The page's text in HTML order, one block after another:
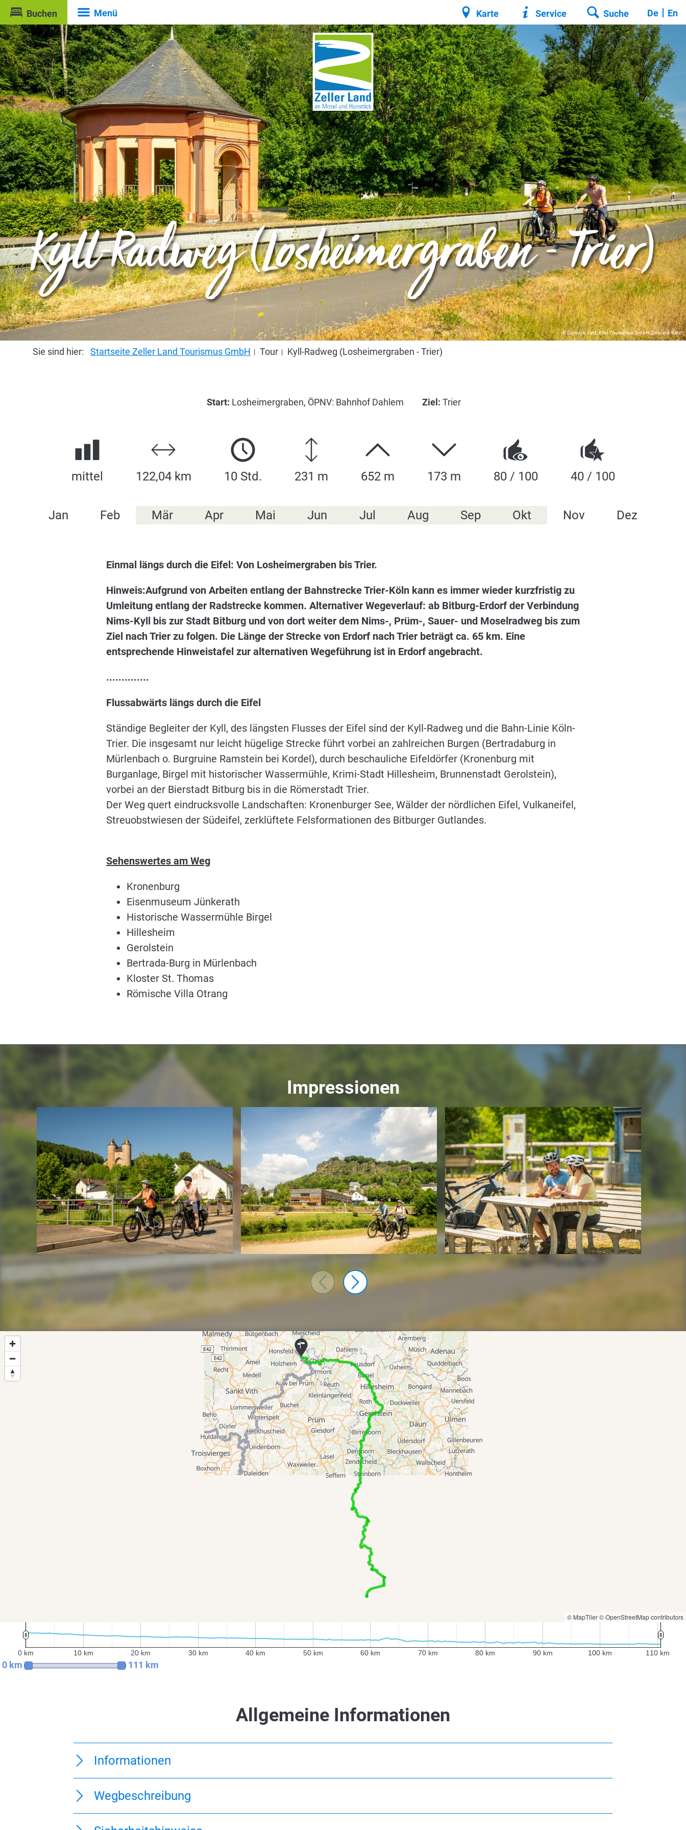
Buchen Menü Karte Service Suche De En
© Dominik Ketz, Eifel Tourismus GmbH, Dominik Ketz
Kyll-Radweg (Losheimergraben - Trier)
Sie sind hier: Startseite Zeller Land Tourismus GmbH Tour Kyll-Radweg (Losheimergraben - Trier)
Start: Losheimergraben, ÖPNV: Bahnhof Dahlem Ziel: Trier
mittel 122,04 km 10 Std. 231 m 652 m 173 m 80 / 100 40 / 100
Jan Feb Mär Apr Mai Jun Jul Aug Sep Okt Nov Dez
Einmal längs durch die Eifel: Von Losheimergraben bis Trier.
Hinweis:Aufgrund von Arbeiten entlang der Bahnstrecke Trier-Köln kann es immer wieder kurzfristig zu
Umleitung entlang der Radstrecke kommen. Alternativer Wegeverlauf: ab Bitburg-Erdorf der Verbindung
Nims-Kyll bis zur Stadt Bitburg und von dort weiter dem Nims-, Prüm-, Sauer- und Moselradweg bis zum
Ziel nach Trier zu folgen. Die Länge der Strecke von Erdorf nach Trier beträgt ca. 65 km. Eine
entsprechende Hinweistafel zur alternativen Wegeführung ist in Erdorf angebracht.
..............
Flussabwärts längs durch die Eifel
Ständige Begleiter der Kyll, des längsten Flusses der Eifel sind der Kyll-Radweg und die Bahn-Linie Köln-
Trier. Die insgesamt nur leicht hügelige Strecke führt vorbei an zahlreichen Burgen (Bertradaburg in
Mürlenbach o. Burgruine Ramstein bei Kordel), durch beschauliche Eifeldörfer (Kronenburg mit
Burganlage, Birgel mit historischer Wassermühle, Krimi-Stadt Hillesheim, Brunnenstadt Gerolstein),
vorbei an der Bierstadt Bitburg bis in die Römerstadt Trier.
Der Weg quert eindrucksvolle Landschaften: Kronenburger See, Wälder der nördlichen Eifel, Vulkaneifel,
Streuobstwiesen der Südeifel, zerklüftete Felsformationen des Bitburger Gutlandes.
Sehenswertes am Weg
Kronenburg
Eisenmuseum Jünkerath
Historische Wassermühle Birgel
Hillesheim
Gerolstein
Bertrada-Burg in Mürlenbach
Kloster St. Thomas
Römische Villa Otrang
Impressionen
© MapTiler© OpenStreetMap contributors
40 km 50 km 60 km 70 km
400 m
600 m
10 km 20 km
111 km
Allgemeine Informationen